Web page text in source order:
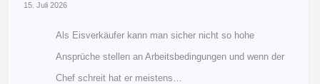
15. Juli 2026
Als Eisverkäufer kann man sicher nicht so hohe
Ansprüche stellen an Arbeitsbedingungen und wenn der
Chef schreit hat er meistens…